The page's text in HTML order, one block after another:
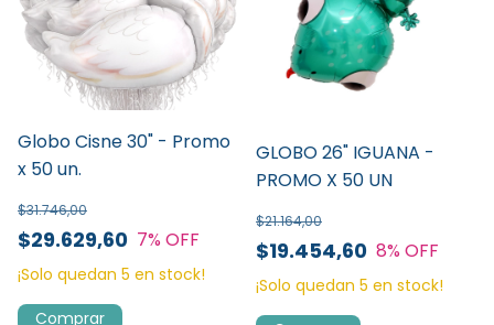
Globo Cisne 30" - Promo
x 50 un.
$29.629,60
$31.746,00
7% OFF
¡Solo quedan 5 en stock!
GLOBO 26" IGUANA -
PROMO X 50 UN
$19.454,60
$21.164,00
8% OFF
¡Solo quedan 5 en stock!